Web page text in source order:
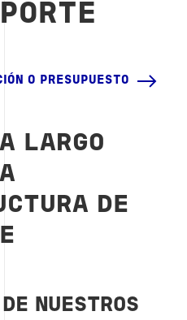
O PRESUPUESTO
LARGO
DE
NUESTROS